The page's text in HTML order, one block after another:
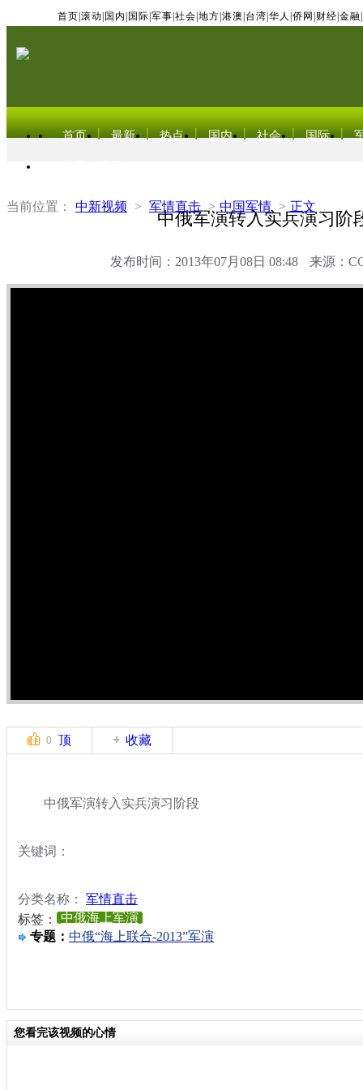
首页 滚动 国内 国际 军事 社会 地方 港澳 台湾 华人 侨网 财经 金融
首页 最新 热点 国内 社会 国际
当前位置： 中新视频 > 军情直击 > 中国军情 > 正文
中俄军演转入实兵演习阶
发布时间：2013年07月08日 08:48 来源：
0 顶 收藏
中俄军演转入实兵演习阶段
关键词：
分类名称： 军情直击
标签：
中俄海上军演
专题： 中俄“海上联合-2013”军演
您看完该视频的心情